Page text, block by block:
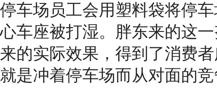
停车场员工会用塑料袋将停
心车座被打湿。胖东来的这
来的实际效果，得到了消费
就是冲着停车场而从对面的